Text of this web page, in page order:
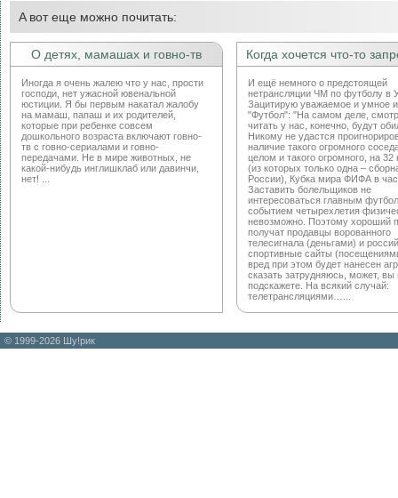
A вот еще можно почитать:
О детях, мамашах и говно-тв
Иногда я очень жалею что у нас, прости
господи, нет ужасной ювенальной
юстиции. Я бы первым накатал жалобу
на мамаш, папаш и их родителей,
которые при ребенке совсем
дошкольного возраста включают говно-
тв с говно-сериалами и говно-
передачами. Не в мире животных, не
какой-нибудь инглишклаб или давинчи,
нет! ...
Когда хочется что-то
И ещё немного о предстоящей
нетрансляции ЧМ по футболу в
Зацитирую уважаемое и умное
"Футбол": "На самом деле,
читать у нас, конечно, будут
Никому не удастся
наличие такого огромного
целом и такого огромного, на
(из которых только одна –
России), Кубка мира ФИФА в
Заставить болельщиков не
интересоваться главным
событием четырехлетия
невозможно. Поэтому хороший
получат продавцы ворованного
телесигнала (деньгами) и
спортивные сайты
вред при этом будет нанесен
сказать затрудняюсь, может, вы
подскажете. На всякий случай:
телетрансляциями…...
© 1999-2026 Шу!рик